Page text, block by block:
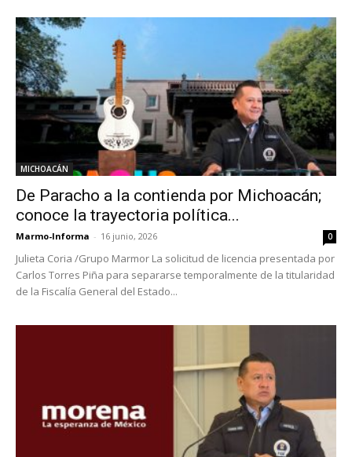
MICHOACÁN
De Paracho a la contienda por Michoacán;
conoce la trayectoria política...
Marmo-Informa - 16 junio, 2026 0
Julieta Coria /Grupo Marmor La solicitud de licencia presentada por
Carlos Torres Piña para separarse temporalmente de la titularidad
de la Fiscalía General del Estado...